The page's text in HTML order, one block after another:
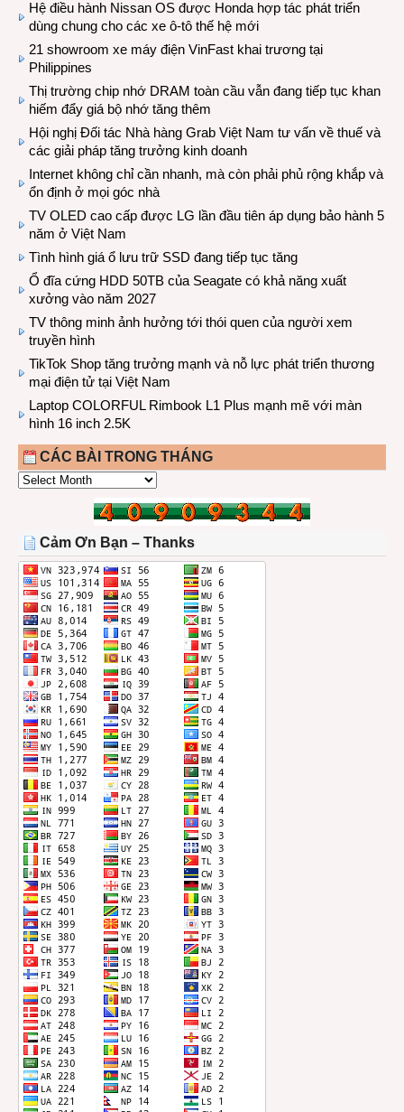
Hệ điều hành Nissan OS được Honda hợp tác phát triển
dùng chung cho các xe ô-tô thế hệ mới
21 showroom xe máy điện VinFast khai trương tại
Philippines
Thị trường chip nhớ DRAM toàn cầu vẫn đang tiếp tục khan
hiếm đẩy giá bộ nhớ tăng thêm
Hội nghị Đối tác Nhà hàng Grab Việt Nam tư vấn về thuế và
các giải pháp tăng trưởng kinh doanh
Internet không chỉ cần nhanh, mà còn phải phủ rộng khắp và
ổn định ở mọi góc nhà
TV OLED cao cấp được LG lần đầu tiên áp dụng bảo hành 5
năm ở Việt Nam
Tình hình giá ổ lưu trữ SSD đang tiếp tục tăng
Ổ đĩa cứng HDD 50TB của Seagate có khả năng xuất
xưởng vào năm 2027
TV thông minh ảnh hưởng tới thói quen của người xem
truyền hình
TikTok Shop tăng trưởng mạnh và nỗ lực phát triển thương
mại điện tử tại Việt Nam
Laptop COLORFUL Rimbook L1 Plus mạnh mẽ với màn
hình 16 inch 2.5K
CÁC BÀI TRONG THÁNG
CÁC
THÁNG
Cảm Ơn Bạn – Thanks